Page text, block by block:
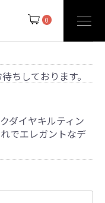
0
ちしております。
ダイヤキルティン
でエレガントなデ